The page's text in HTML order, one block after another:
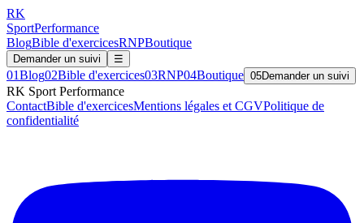
RK
SportPerformance
BlogBible d'exercicesRNPBoutique
Demander un suivi ☰
01Blog02Bible d'exercices03RNP04Boutique 05Demander un suivi
RK Sport Performance
ContactBible d'exercicesMentions légales et CGVPolitique de
confidentialité